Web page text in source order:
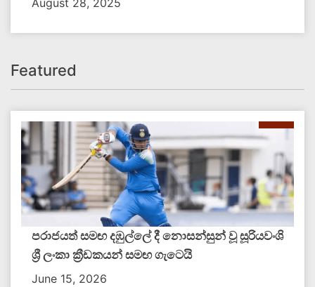
August 28, 2025
Featured
පරාජයත් සමඟ දඹුල්ලේ දී නොසන්සුන් වූ සූරියවංශි
ශ්‍රී ලංකා ක්‍රීඩකයන් සමඟ ගැටෙයි
June 15, 2026